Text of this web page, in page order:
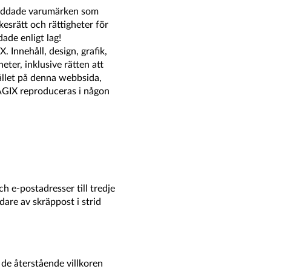
varumärken som
och rättigheter för
enligt lag!
Innehåll, design, grafik,
inklusive rätten att
på denna webbsida,
reproduceras i någon
e-postadresser till tredje
av skräppost i strid
återstående villkoren